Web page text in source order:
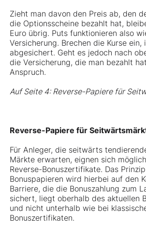
Zieht man davon den Preis ab, den
die Optionsscheine bezahlt hat,
Euro übrig. Puts funktionieren also
Versicherung. Brechen die Kurse ein,
abgesichert. Geht es jedoch nach
die Versicherung, die man bezahlt
Anspruch.
Auf Seite 4: Reverse-Papiere für
Reverse-Papiere für
Für Anleger, die seitwärts
Märkte erwarten, eignen sich
Reverse-Bonuszertifikate. Das
Bonuspapieren wird hierbei auf den
Barriere, die die Bonuszahlung zum
sichert, liegt oberhalb des aktuellen
und nicht unterhalb wie bei
Bonuszertifikaten.